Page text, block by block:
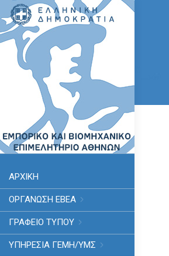
ΑΡΧΙΚΗ
ΟΡΓΑΝΩΣΗ ΕΒΕΑ
ΓΡΑΦΕΙΟ ΤΥΠΟΥ
ΥΠΗΡΕΣΊΑ ΓΕΜΗ/ΥΜΣ